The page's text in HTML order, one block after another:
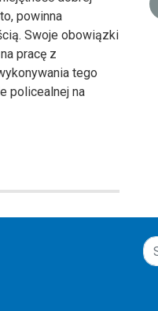
powinna
Swoje obowiązki
pracę z
tego
policealnej na